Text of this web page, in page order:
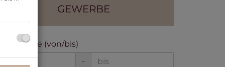
GEWERBE
(von/bis)
-